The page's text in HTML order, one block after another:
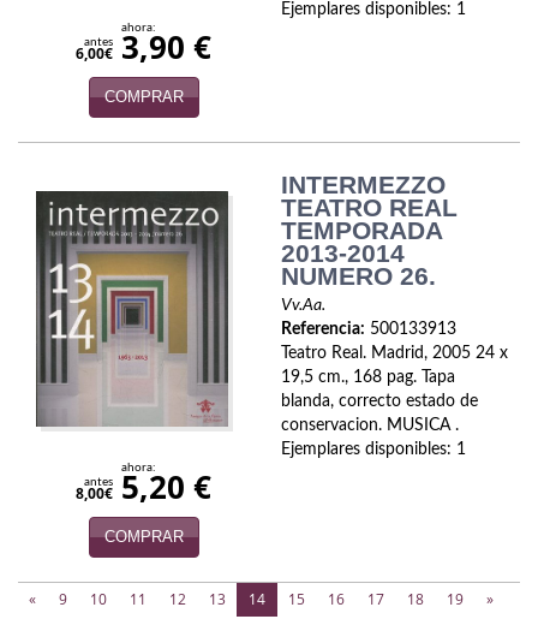
Ejemplares disponibles: 1
antes
6,00€
ahora:
3,90 €
COMPRAR
INTERMEZZO
TEATRO REAL
TEMPORADA
2013-2014
NUMERO 26.
Vv.Aa.
Referencia: 500133913
Teatro Real. Madrid, 2005 24 x
19,5 cm., 168 pag. Tapa
blanda, correcto estado de
conservacion. MUSICA .
Ejemplares disponibles: 1
antes
8,00€
ahora:
5,20 €
COMPRAR
« 9 10 11 12 13 14(current)
15 16 17 18 19 »